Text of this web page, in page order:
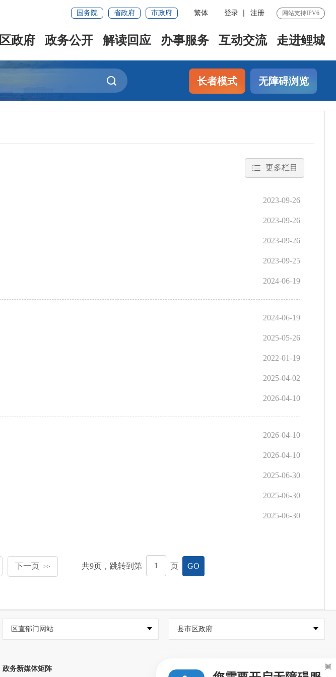
国务院 省政府 市政府 繁体 登录 注册 网站支持IPV6
区政府 政务公开 解读回应 办事服务 互动交流 走进鲤城
长者模式 无障碍浏览
更多栏目
2023-09-26
2023-09-26
2023-09-26
2023-09-25
2024-06-19
2024-06-19
2025-05-26
2022-01-19
2025-04-02
2026-04-10
2026-04-10
2026-04-10
2025-06-30
2025-06-30
2025-06-30
下一页 >> 共9页，跳转到第 页 GO
区直部门网站 县市区政府
政务新媒体矩阵 